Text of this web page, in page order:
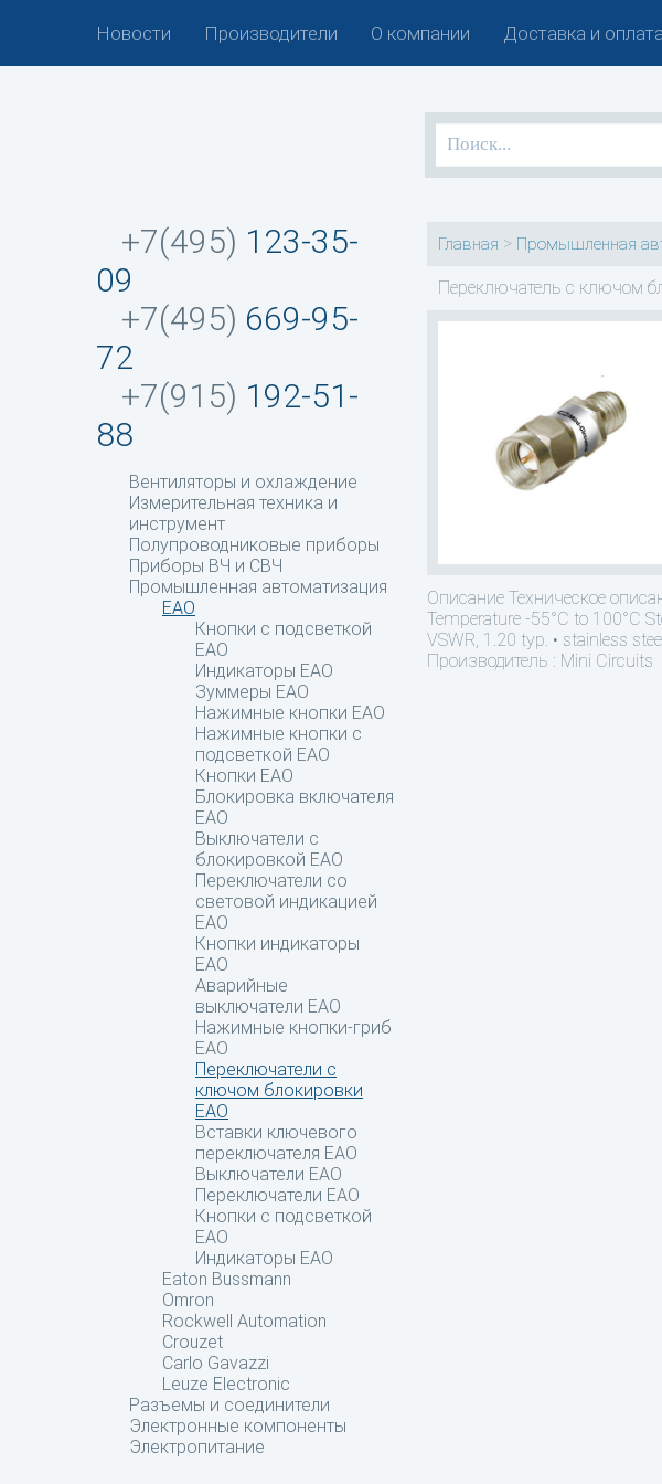
Новости Производители О компании Доставка и оплата
+7(495) 123-35-
09
+7(495) 669-95-
72
+7(915) 192-51-
88
Вентиляторы и охлаждение
Измерительная техника и
инструмент
Полупроводниковые приборы
Приборы ВЧ и СВЧ
Промышленная автоматизация
EAO
Кнопки с подсветкой
EAO
Индикаторы EAO
Зуммеры EAO
Нажимные кнопки EAO
Нажимные кнопки c
подсветкой EAO
Кнопки EAO
Блокировка включателя
EAO
Выключатели с
блокировкой EAO
Переключатели со
световой индикацией
EAO
Кнопки индикаторы
EAO
Аварийные
выключатели EAO
Нажимные кнопки-гриб
EAO
Переключатели с
ключом блокировки
EAO
Вставки ключевого
переключателя EAO
Выключатели EAO
Переключатели EAO
Кнопки с подсветкой
EAO
Индикаторы EAO
Eaton Bussmann
Omron
Rockwell Automation
Crouzet
Carlo Gavazzi
Leuze Electronic
Разъемы и соединители
Электронные компоненты
Электропитание
Главная > Промышленная
Переключатель с ключом
Описание Техническое
Temperature -55°C to 100°C
VSWR, 1.20 typ. • stainless
Производитель : Mini Circuits